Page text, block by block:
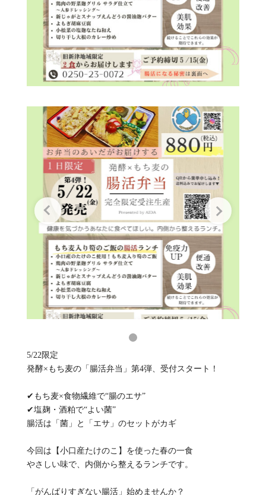
5/22限定
発酵×もち麦の「腸活弁当」第4弾、受付スタート！
✔もち麦×食物繊維で“腸のエサ”
✔塩麹・酒粕で“よい菌”
腸活は「菌」と「エサ」のセットがカギ
今回は【小口産たけのこ】を使った春の一食
やさしい味で、内側から整えるランチです。
「がんばりすぎない腸活」始めませんか？